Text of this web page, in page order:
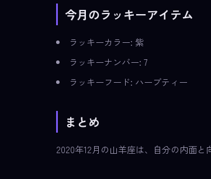
今月のラッキーアイテム
ラッキーカラー: 紫
ラッキーナンバー: 7
ラッキーフード: ハーブティー
まとめ
2020年12月の山羊座は、自分の内面